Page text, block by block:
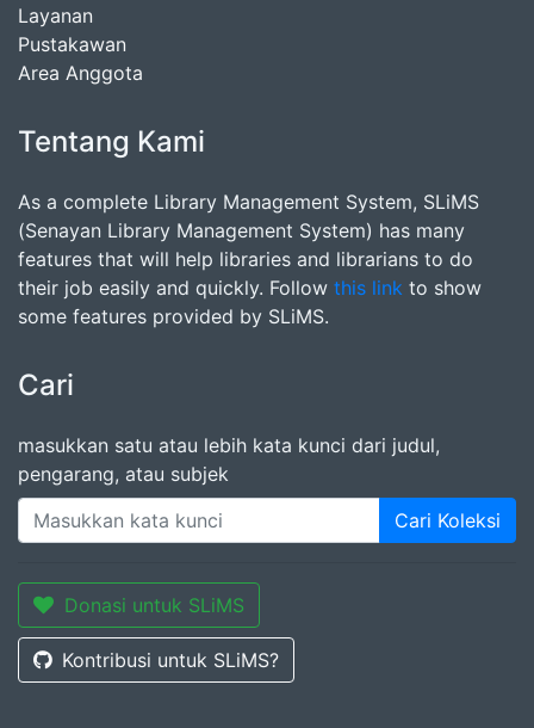
Layanan
Pustakawan
Area Anggota
Tentang Kami
As a complete Library Management System, SLiMS
(Senayan Library Management System) has many
features that will help libraries and librarians to do
their job easily and quickly. Follow this link to show
some features provided by SLiMS.
Cari
masukkan satu atau lebih kata kunci dari judul,
pengarang, atau subjek
Cari Koleksi
Donasi untuk SLiMS
Kontribusi untuk SLiMS?